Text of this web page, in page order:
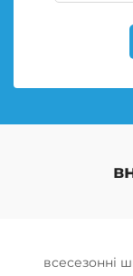
всесезонні